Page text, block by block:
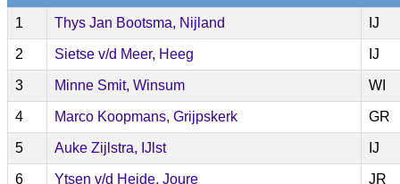
1 Thys Jan Bootsma, Nijland IJ
2 Sietse v/d Meer, Heeg IJ
3 Minne Smit, Winsum WI
4 Marco Koopmans, Grijpskerk GR
5 Auke Zijlstra, IJlst IJ
6 Ytsen v/d Heide, Joure JR